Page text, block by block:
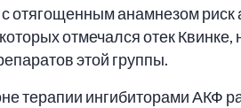
отягощенным анамнезом
отмечался отек
этой группы.
терапии ингибиторами АКФ